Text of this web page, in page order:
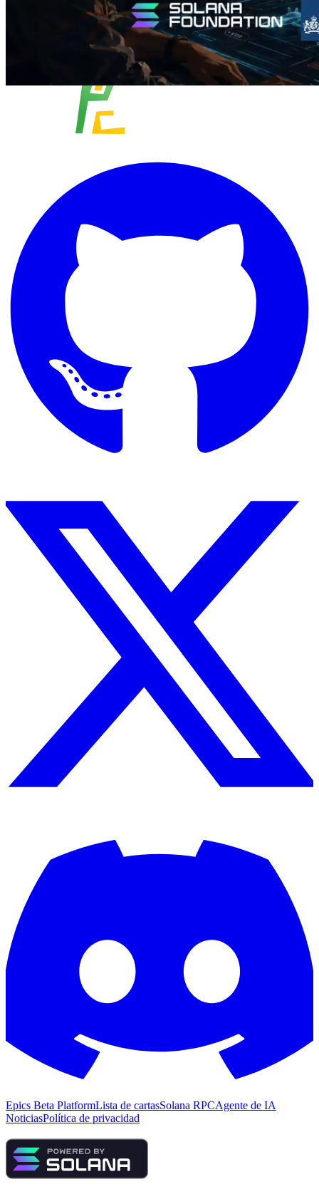
Epics Beta PlatformLista de cartasSolana RPCAgente de IA
NoticiasPolítica de privacidad